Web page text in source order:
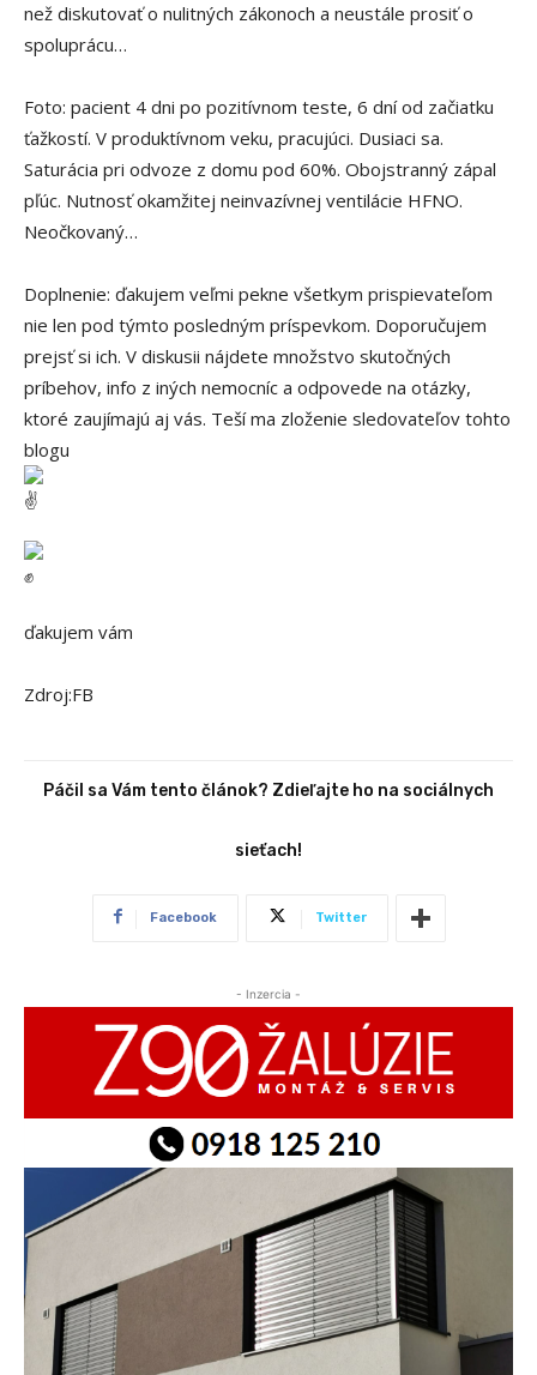
než diskutovať o nulitných zákonoch a neustále prosiť o
spoluprácu…
Foto: pacient 4 dni po pozitívnom teste, 6 dní od začiatku
ťažkostí. V produktívnom veku, pracujúci. Dusiaci sa.
Saturácia pri odvoze z domu pod 60%. Obojstranný zápal
pľúc. Nutnosť okamžitej neinvazívnej ventilácie HFNO.
Neočkovaný…
Doplnenie: ďakujem veľmi pekne všetkym prispievateľom
nie len pod týmto posledným príspevkom. Doporučujem
prejsť si ich. V diskusii nájdete množstvo skutočných
príbehov, info z iných nemocníc a odpovede na otázky,
ktoré zaujímajú aj vás. Teší ma zloženie sledovateľov tohto
blogu
ďakujem vám
Zdroj:FB
Páčil sa Vám tento článok? Zdieľajte ho na sociálnych
sieťach!
Facebook Twitter
- Inzercia -